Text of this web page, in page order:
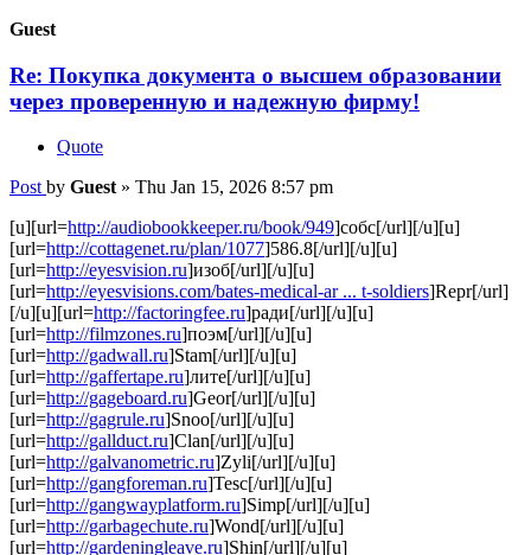
Guest
Re: Покупка документа о высшем образовании
через проверенную и надежную фирму!
Quote
Post by Guest » Thu Jan 15, 2026 8:57 pm
[u][url=http://audiobookkeeper.ru/book/949]собс[/url][/u][u]
[url=http://cottagenet.ru/plan/1077]586.8[/url][/u][u]
[url=http://eyesvision.ru]изоб[/url][/u][u]
[url=http://eyesvisions.com/bates-medical-ar ... t-soldiers]Repr[/url]
[/u][u][url=http://factoringfee.ru]ради[/url][/u][u]
[url=http://filmzones.ru]поэм[/url][/u][u]
[url=http://gadwall.ru]Stam[/url][/u][u]
[url=http://gaffertape.ru]лите[/url][/u][u]
[url=http://gageboard.ru]Geor[/url][/u][u]
[url=http://gagrule.ru]Snoo[/url][/u][u]
[url=http://gallduct.ru]Clan[/url][/u][u]
[url=http://galvanometric.ru]Zyli[/url][/u][u]
[url=http://gangforeman.ru]Tesc[/url][/u][u]
[url=http://gangwayplatform.ru]Simp[/url][/u][u]
[url=http://garbagechute.ru]Wond[/url][/u][u]
[url=http://gardeningleave.ru]Shin[/url][/u][u]